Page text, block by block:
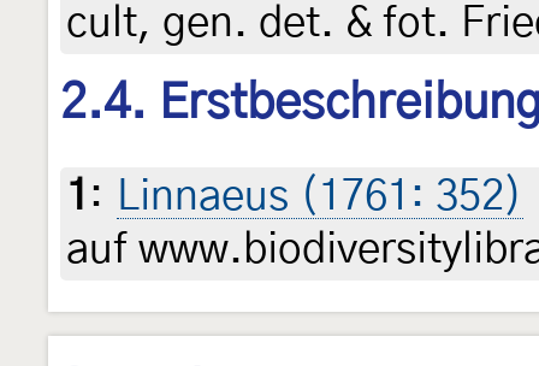
cult, gen. det. & fot.
2.4.
1 : Linnaeus (1761: 352)
auf